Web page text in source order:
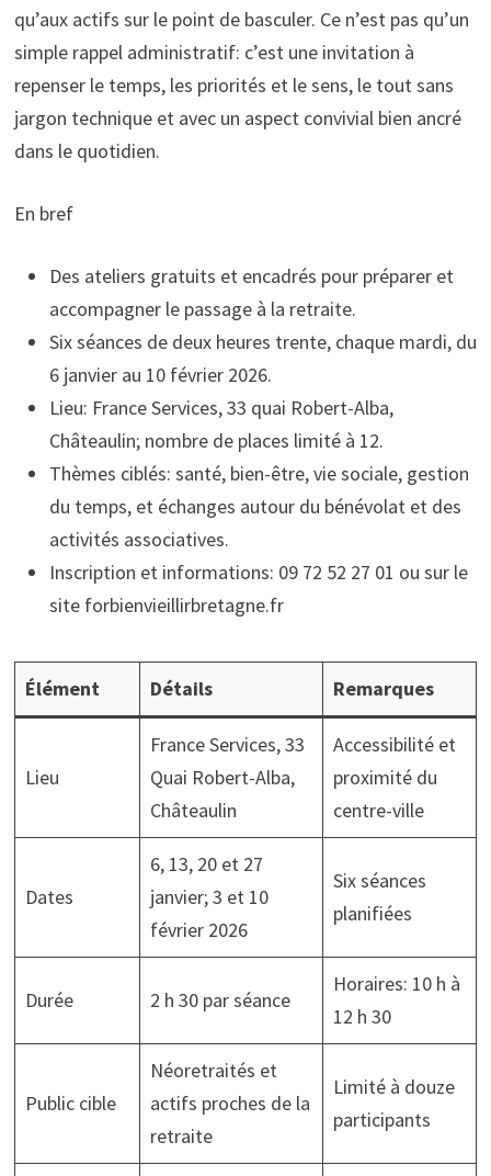
qu’aux actifs sur le point de basculer. Ce n’est pas qu’un
simple rappel administratif: c’est une invitation à
repenser le temps, les priorités et le sens, le tout sans
jargon technique et avec un aspect convivial bien ancré
dans le quotidien.
En bref
Des ateliers gratuits et encadrés pour préparer et
accompagner le passage à la retraite.
Six séances de deux heures trente, chaque mardi, du
6 janvier au 10 février 2026.
Lieu: France Services, 33 quai Robert-Alba,
Châteaulin; nombre de places limité à 12.
Thèmes ciblés: santé, bien-être, vie sociale, gestion
du temps, et échanges autour du bénévolat et des
activités associatives.
Inscription et informations: 09 72 52 27 01 ou sur le
site forbienvieillirbretagne.fr
Élément Détails Remarques
Lieu
France Services, 33
Quai Robert-Alba,
Châteaulin
Accessibilité et
proximité du
centre-ville
Dates
6, 13, 20 et 27
janvier; 3 et 10
février 2026
Six séances
planifiées
Durée 2 h 30 par séance
Horaires: 10 h à
12 h 30
Public cible
Néoretraités et
actifs proches de la
retraite
Limité à douze
participants